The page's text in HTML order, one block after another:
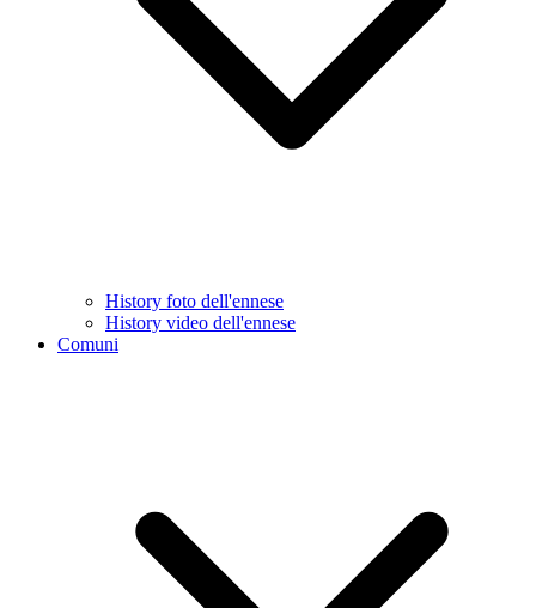
History foto dell'ennese
History video dell'ennese
Comuni